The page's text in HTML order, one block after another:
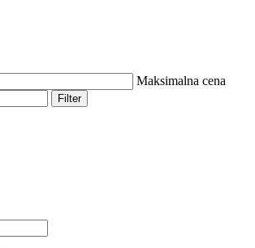
Maksimalna cena
Filter